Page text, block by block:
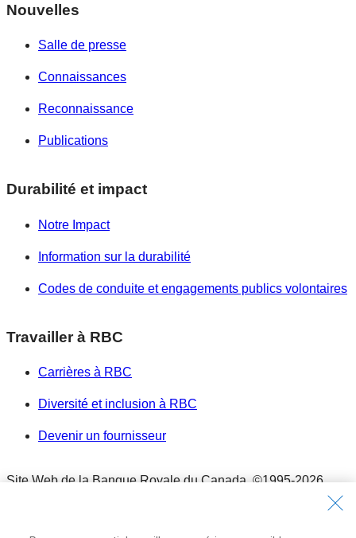
Nouvelles
Salle de presse
Connaissances
Reconnaissance
Publications
Durabilité et impact
Notre Impact
Information sur la durabilité
Codes de conduite et engagements publics volontaires
Travailler à RBC
Carrières à RBC
Diversité et inclusion à RBC
Devenir un fournisseur
Site Web de la Banque Royale du Canada,©1995-2026